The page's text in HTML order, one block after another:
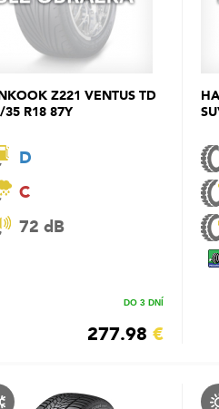
Z221 VENTUS TD
35 R18 87Y
D
C
72 dB
DO 3 DNÍ
277.98 €